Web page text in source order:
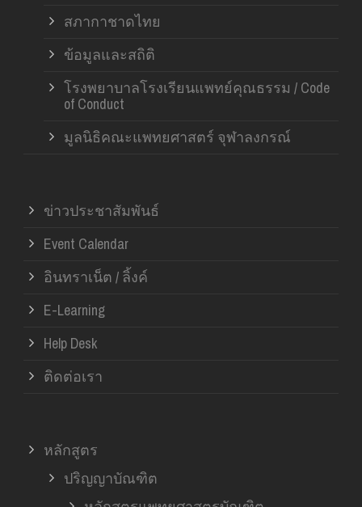
สภากาชาดไทย
ข้อมูลและสถิติ
โรงพยาบาลโรงเรียนแพทย์คุณธรรม / Code
of Conduct
มูลนิธิคณะแพทยศาสตร์ จุฬาลงกรณ์
ข่าวประชาสัมพันธ์
Event Calendar
อินทราเน็ต / ลิ้งค์
E-Learning
Help Desk
ติดต่อเรา
หลักสูตร
ปริญญาบัณฑิต